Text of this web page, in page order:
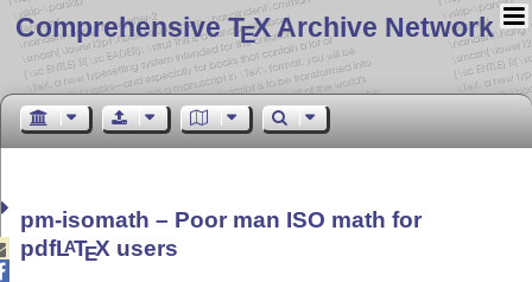
Comprehensive TEX Archive Network
pm-isomath – Poor man ISO math for
pdfLATEX users